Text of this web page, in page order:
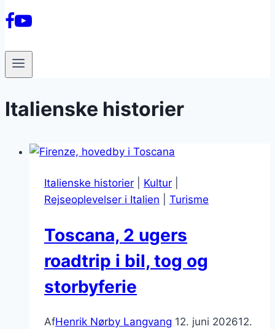
Italienske historier
Italienske historier Kultur
Rejseoplevelser i Italien
Turisme
Toscana, 2 ugers
roadtrip i bil, tog og
storbyferie
AfHenrik Nørby Langvang 12. juni 202612.